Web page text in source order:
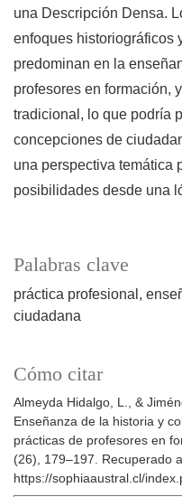
Palabras clave
práctica profesional
ciudadana
Cómo citar
Almeyda Hidalgo, L., &
Enseñanza de la historia y
prácticas de profesores en
(26), 179–197. Recuperado
https://sophiaaustral.cl/
una Descripción Densa.
enfoques historiográficos
predominan en la
profesores en formación,
tradicional, lo que podría
concepciones de
una perspectiva temática
posibilidades desde una